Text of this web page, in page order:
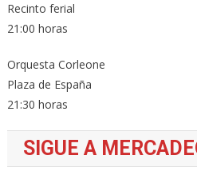
Recinto ferial
21:00 horas
Orquesta Corleone
Plaza de España
21:30 horas
SIGUE A